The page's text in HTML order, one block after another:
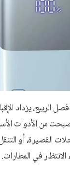
الربيع، يزداد
من الأدوات
القصيرة، أو
في المطارات.